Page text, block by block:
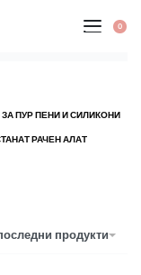
0
ПУР ПЕНИ И СИЛИКОНИ
РАЧЕН АЛАТ
продукти